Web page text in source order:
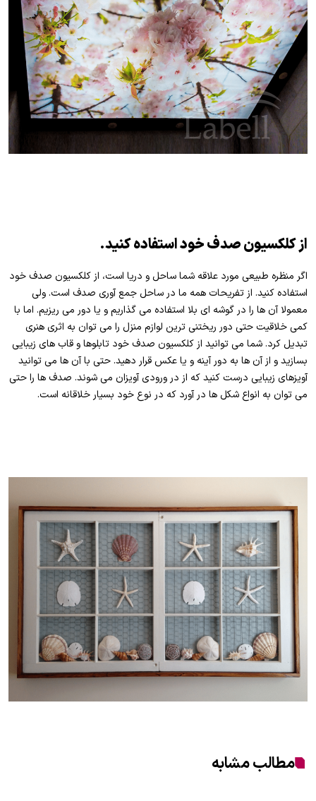
از کلکسیون صدف خود استفاده کنید.
اگر منظره طبیعی مورد علاقه شما ساحل و دریا است، از کلکسیون صدف خود
استفاده کنید. از تفریحات همه ما در ساحل جمع آوری صدف است. ولی
معمولا آن ها را در گوشه ای بلا استفاده می گذاریم و یا دور می ریزیم. اما با
کمی خلاقیت حتی دور ریختنی ترین لوازم منزل را می توان به اثری هنری
تبدیل کرد. شما می توانید از کلکسیون صدف خود تابلوها و قاب های زیبایی
بسازید و از آن ها به دور آینه و یا عکس قرار دهید. حتی با آن ها می توانید
آویزهای زیبایی درست کنید که از در ورودی آویزان می شوند. صدف ها را حتی
می توان به انواع شکل ها در آورد که در نوع خود بسیار خلاقانه است.
مطالب مشابه